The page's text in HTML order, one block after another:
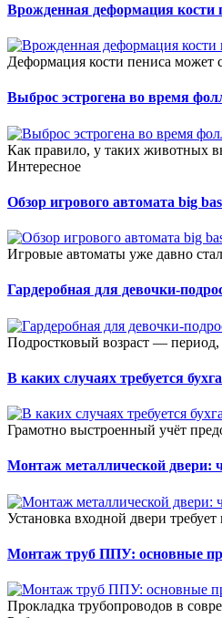
Врожденная деформация кости
Деформация кости пениса может
Выброс эстрогена во время
Как правило, у таких животных
Интересное
Обзор игрового автомата big
Игровые автоматы уже давно
Гардеробная для девочки-
Подростковый возраст —
В каких случаях требуется
Грамотно выстроенный учёт
Монтаж металлической двери:
Установка входной двери
Монтаж труб ППУ: основные
Прокладка трубопроводов в